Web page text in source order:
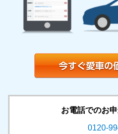
お電話でのお
0120-